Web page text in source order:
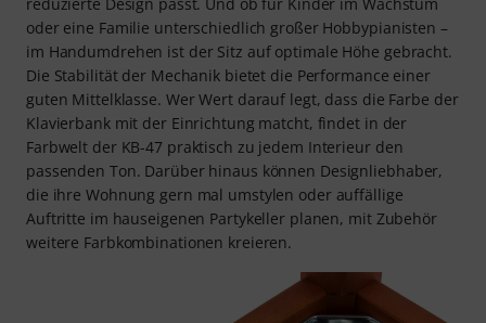
reduzierte Design passt. Und ob für Kinder im Wachstum
oder eine Familie unterschiedlich großer Hobbypianisten –
im Handumdrehen ist der Sitz auf optimale Höhe gebracht.
Die Stabilität der Mechanik bietet die Performance einer
guten Mittelklasse. Wer Wert darauf legt, dass die Farbe der
Klavierbank mit der Einrichtung matcht, findet in der
Farbwelt der KB-47 praktisch zu jedem Interieur den
passenden Ton. Darüber hinaus können Designliebhaber,
die ihre Wohnung gern mal umstylen oder auffällige
Auftritte im hauseigenen Partykeller planen, mit Zubehör
weitere Farbkombinationen kreieren.